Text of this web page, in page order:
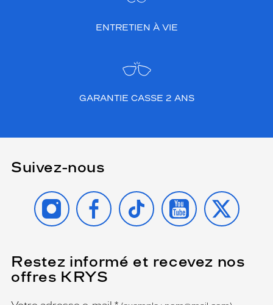
ENTRETIEN À VIE
GARANTIE CASSE 2 ANS
Suivez-nous
INSTAGRAMFACEBOOK
TIKTOK YOUTUBE
X
Restez informé et recevez nos
offres KRYS
Name
(Ce
champ
est
obligatoire)